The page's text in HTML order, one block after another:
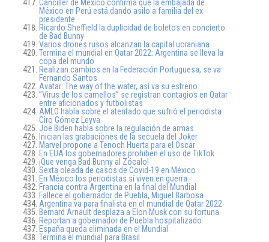
Canciller de México confirma que la embajada de
México en Perú está dando asilo a familia del ex
presidente
Ricardo Sheffield la duplicidad de boletos en concierto
de Bad Bunny
Varios drones rusos alcanzan la capital ucraniana
Termina el mundial en Qatar 2022: Argentina se lleva la
copa del mundo
Realizan cambios en la Federación Portuguesa, se va
Fernando Santos
Avatar: The way of the water, así va su estreno
”Virus de los camellos” se registran contagios en Qatar
entre aficionados y futbolistas
AMLO habla sobre el atentado que sufrió el periodista
Ciro Gómez Leyva
Joe Biden habla sobre la regulación de armas
Inician las grabaciones de la secuela del Joker
Marvel propone a Tenoch Huerta para el Oscar
En EUA los gobernadores prohiben el uso de TikTok
¡Que venga Bad Bunny al Zócalo!
Sexta oleada de casos de Covid-19 en México
En México los periodistas sí viven en guerra
Francia contra Argentina en la final del Mundial
Fallece el gobernador de Puebla, Miguel Barbosa
Argentina va para finalista en el mundial de Qatar 2022
Bernard Arnault desplaza a Elon Musk con su fortuna
Reportan a gobernador de Puebla hospitalizado
España queda eliminada en el Mundial
Termina el mundial para Brasil